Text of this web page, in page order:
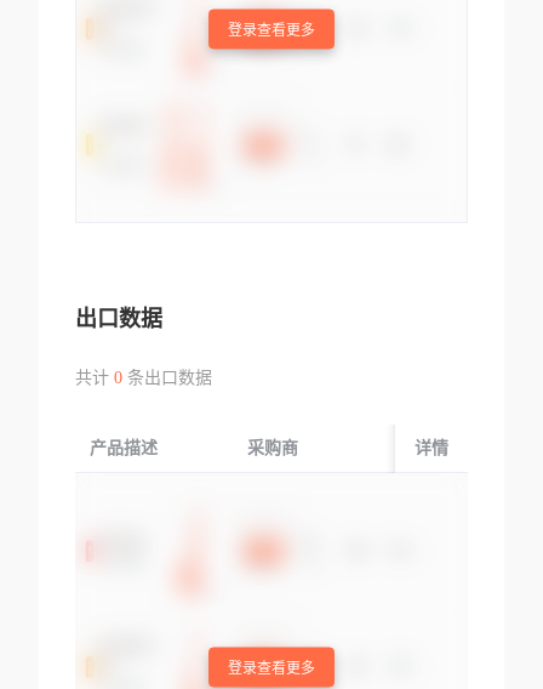
登录查看更多
出口数据
共计 0条出口数据
产品描述 采购商 起运国/地区
详情
登录查看更多